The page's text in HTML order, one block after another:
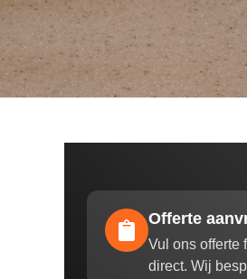
Offerte
Vul ons offerte
direct. Wij